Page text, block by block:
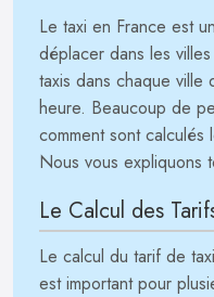
Le taxi en France est
déplacer dans les
taxis dans chaque ville
heure. Beaucoup de
comment sont
Nous vous expliquons
Le Calcul des
Le calcul du tarif de
est important pour